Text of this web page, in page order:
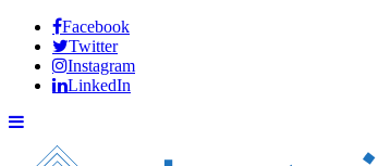
Facebook
Twitter
Instagram
LinkedIn